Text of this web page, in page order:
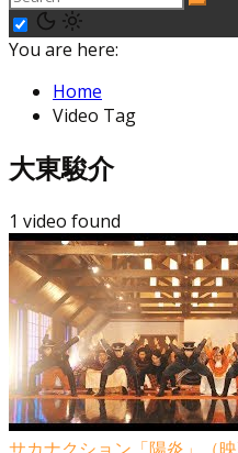
You are here:
Home
Video Tag
大東駿介
1 video found